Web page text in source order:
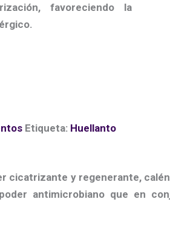
favoreciendo la
Etiqueta: Huellanto
cicatrizante y regenerante,
antimicrobiano que en